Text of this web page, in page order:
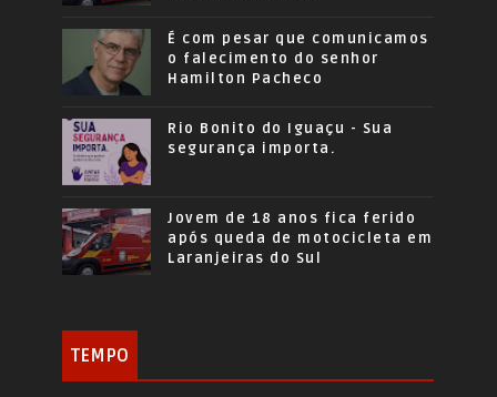
É com pesar que comunicamos
o falecimento do senhor
Hamilton Pacheco
Rio Bonito do Iguaçu - Sua
segurança importa.
Jovem de 18 anos fica ferido
após queda de motocicleta em
Laranjeiras do Sul
TEMPO